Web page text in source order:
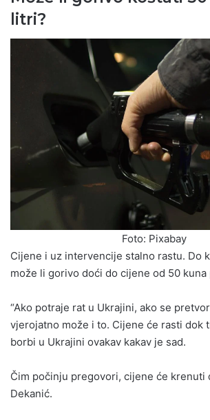
litri?
Foto: Pixabay
Cijene i uz intervencije stalno rastu. Do
može li gorivo doći do cijene od 50 kuna
“Ako potraje rat u Ukrajini, ako se
vjerojatno može i to. Cijene će rasti dok
borbi u Ukrajini ovakav kakav je sad.
Čim počinju pregovori, cijene će krenuti
Dekanić.